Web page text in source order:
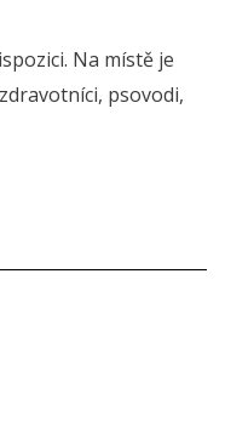
Na místě je
psovodi,